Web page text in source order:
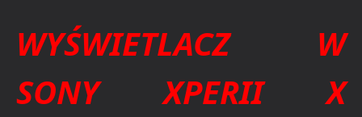
WYŚWIETLACZ W
SONY XPERII X